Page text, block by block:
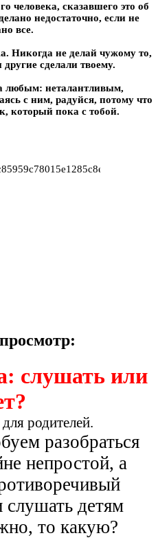
человека, сказавшего это об
недостаточно, если не
все.
Никогда не делай чужому то,
сделали твоему.
любым: неталантливым,
с ним, радуйся, потому что
который пока с тобой.
слушать или
родителей.
разобраться
непростой, а
детям
то какую?